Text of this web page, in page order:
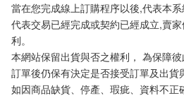
當在您完成線上訂購程序以後,代表本
代表交易已經完成或契約已經成立,賣
利。
本網站保留出貨與否之權利， 為保障
訂單後仍保有決定是否接受訂單及出貨
如因商品缺貨、停產、瑕疵、資料不正